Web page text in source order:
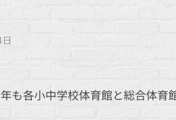
も各小中学校体育館と総合体育